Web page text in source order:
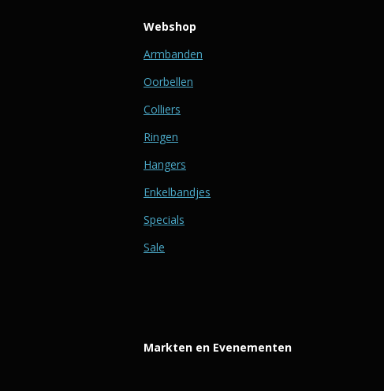
Webshop
Armbanden
Oorbellen
Colliers
Ringen
Hangers
Enkelbandjes
Specials
Sale
Markten en Evenementen